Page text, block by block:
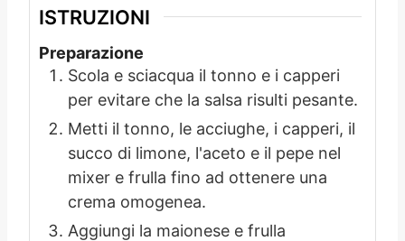
ISTRUZIONI
Preparazione
Scola e sciacqua il tonno e i capperi
per evitare che la salsa risulti pesante.
Metti il tonno, le acciughe, i capperi, il
succo di limone, l'aceto e il pepe nel
mixer e frulla fino ad ottenere una
crema omogenea.
Aggiungi la maionese e frulla